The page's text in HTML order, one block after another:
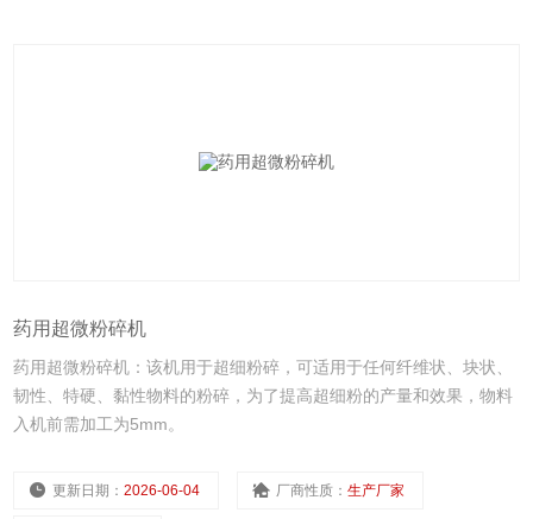
药用超微粉碎机
药用超微粉碎机：该机用于超细粉碎，可适用于任何纤维状、块状、
韧性、特硬、黏性物料的粉碎，为了提高超细粉的产量和效果，物料
入机前需加工为5mm。
更新日期：2026-06-04 厂商性质：生产厂家